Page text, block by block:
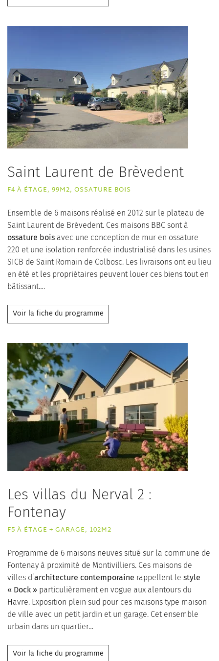
Saint Laurent de Brèvedent
F4 À ÉTAGE, 99M2, OSSATURE BOIS
Ensemble de 6 maisons réalisé en 2012 sur le plateau de
Saint Laurent de Brévedent. Ces maisons BBC sont à
ossature bois avec une conception de mur en ossature
220 et une isolation renforcée industrialisé dans les usines
SICB de Saint Romain de Colbosc. Les livraisons ont eu lieu
en été et les propriétaires peuvent louer ces biens tout en
bâtissant….
Voir la fiche du programme
Les villas du Nerval 2 :
Fontenay
F5 À ÉTAGE + GARAGE, 102M2
Programme de 6 maisons neuves situé sur la commune de
Fontenay à proximité de Montivilliers. Ces maisons de
villes d’architecture contemporaine rappellent le style
« Dock » particulièrement en vogue aux alentours du
Havre. Exposition plein sud pour ces maisons type maison
de ville avec un petit jardin et un garage. Cet ensemble
urbain dans un quartier…
Voir la fiche du programme